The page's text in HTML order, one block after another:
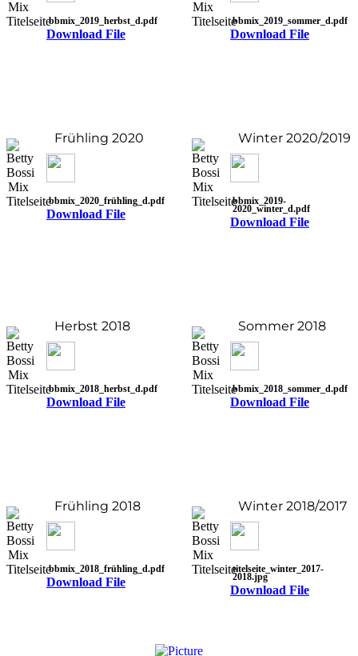
bbmix_2019_herbst_d.pdf
Download File
bbmix_2019_sommer_d.pdf
Download File
Frühling 2020
bbmix_2020_frühling_d.pdf
Download File
Winter 2020/2019
bbmix_2019-
2020_winter_d.pdf
Download File
Herbst 2018
bbmix_2018_herbst_d.pdf
Download File
Sommer 2018
bbmix_2018_sommer_d.pdf
Download File
Frühling 2018
bbmix_2018_frühling_d.pdf
Download File
Winter 2018/2017
titelseite_winter_2017-
2018.jpg
Download File